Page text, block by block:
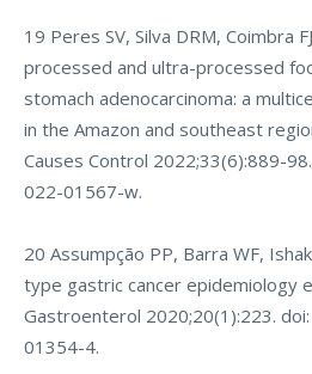
19 Peres SV, Silva DRM, Coimbra
processed and ultra-processed
stomach adenocarcinoma: a
in the Amazon and southeast
Causes Control 2022;33(6):889-
022-01567-w.
20 Assumpção PP, Barra WF,
type gastric cancer epidemiology
Gastroenterol 2020;20(1):223.
01354-4.